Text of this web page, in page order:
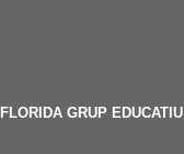
FLORIDA GRUP EDUCATIU